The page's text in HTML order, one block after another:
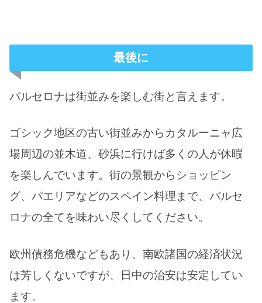
最後に
バルセロナは街並みを楽しむ街と言えます。
ゴシック地区の古い街並みからカタルーニャ広
場周辺の並木道、砂浜に行けば多くの人が休暇
を楽しんでいます。街の景観からショッピン
グ、パエリアなどのスペイン料理まで、バルセ
ロナの全てを味わい尽くしてください。
欧州債務危機などもあり、南欧諸国の経済状況
は芳しくないですが、日中の治安は安定してい
ます。